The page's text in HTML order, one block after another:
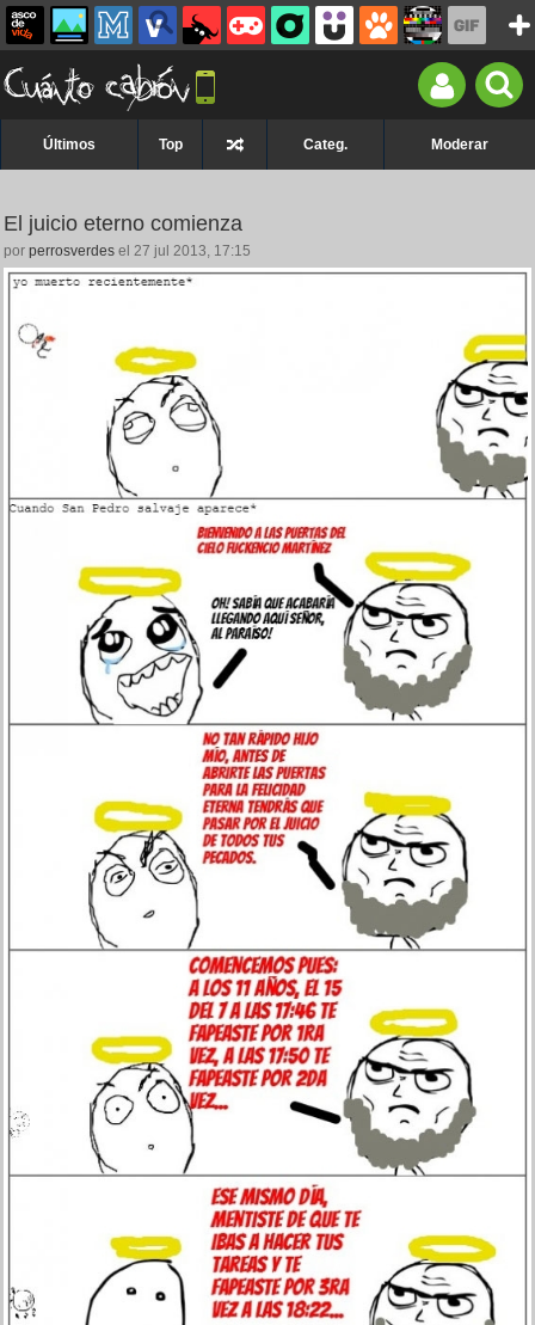
Últimos Top Categ. Moderar
El juicio eterno comienza
por perrosverdes el 27 jul 2013, 17:15